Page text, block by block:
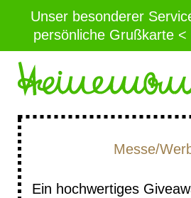
Unser besonderer
persönliche Grußkarte
Messe/
Ein hochwertiges